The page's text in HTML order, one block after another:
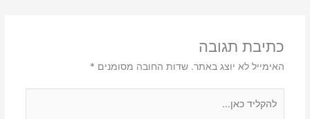
כתיבת תגובה
האימייל לא יוצג באתר. שדות החובה מסומנים *
כאן...